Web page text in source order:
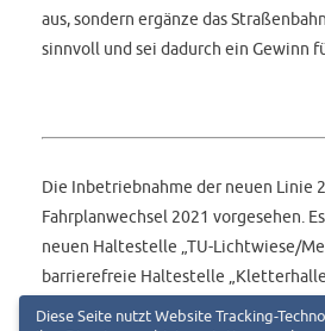
aus, sondern ergänze das
sinnvoll und sei dadurch ein Gewinn
Die Inbetriebnahme der neuen Linie
Fahrplanwechsel 2021 vorgesehen.
neuen Haltestelle „TU-Lichtwiese/
barrierefreie Haltestelle
Gesamtkosten belaufen sich auf
Diese Seite nutzt Website Tracking-